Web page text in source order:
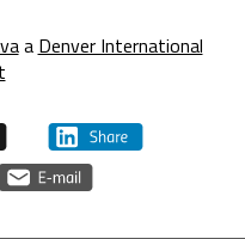
a Denver International